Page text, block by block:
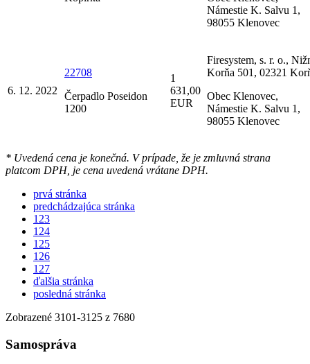
Námestie K. Salvu 1,
98055 Klenovec
6. 12. 2022
22708
Čerpadlo Poseidon
1200
1
631,00
EUR
Firesystem, s. r. o.,
Korňa 501, 02321
Obec Klenovec,
Námestie K. Salvu 1,
98055 Klenovec
* Uvedená cena je konečná. V prípade, že je zmluvná strana
platcom DPH, je cena uvedená vrátane DPH.
prvá stránka
predchádzajúca stránka
123
124
125
126
127
ďalšia stránka
posledná stránka
Zobrazené 3101-3125 z 7680
Samospráva